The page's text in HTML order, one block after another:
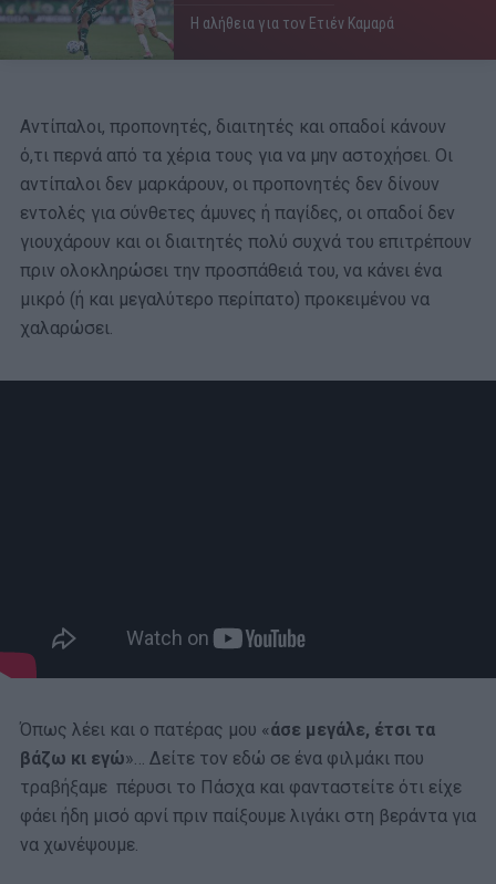
Η αλήθεια για τον Ετιέν Καμαρά
Αντίπαλοι, προπονητές, διαιτητές και οπαδοί κάνουν
ό,τι περνά από τα χέρια τους για να μην αστοχήσει. Οι
αντίπαλοι δεν μαρκάρουν, οι προπονητές δεν δίνουν
εντολές για σύνθετες άμυνες ή παγίδες, οι οπαδοί δεν
γιουχάρουν και οι διαιτητές πολύ συχνά του επιτρέπουν
πριν ολοκληρώσει την προσπάθειά του, να κάνει ένα
μικρό (ή και μεγαλύτερο περίπατο) προκειμένου να
χαλαρώσει.
Όπως λέει και ο πατέρας μου «άσε μεγάλε, έτσι τα
βάζω κι εγώ»… Δείτε τον εδώ σε ένα φιλμάκι που
τραβήξαμε πέρυσι το Πάσχα και φανταστείτε ότι είχε
φάει ήδη μισό αρνί πριν παίξουμε λιγάκι στη βεράντα για
να χωνέψουμε.